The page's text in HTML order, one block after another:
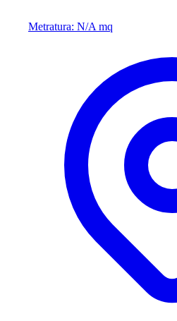
Metratura: N/A mq